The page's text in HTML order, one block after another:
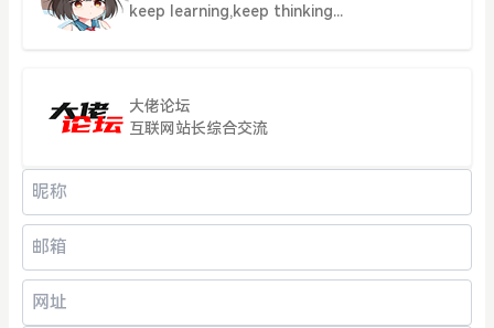
keep learning,keep thinking...
大佬论坛
互联网站长综合交流